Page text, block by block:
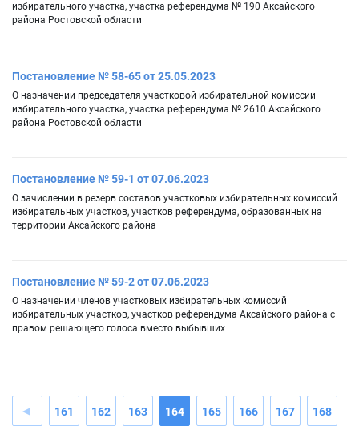
избирательного участка, участка референдума № 190 Аксайского
района Ростовской области
Постановление № 58-65 от 25.05.2023
О назначении председателя участковой избирательной комиссии
избирательного участка, участка референдума № 2610 Аксайского
района Ростовской области
Постановление № 59-1 от 07.06.2023
О зачислении в резерв составов участковых избирательных комиссий
избирательных участков, участков референдума, образованных на
территории Аксайского района
Постановление № 59-2 от 07.06.2023
О назначении членов участковых избирательных комиссий
избирательных участков, участков референдума Аксайского района с
правом решающего голоса вместо выбывших
161 162 163 164 165 166 167 168